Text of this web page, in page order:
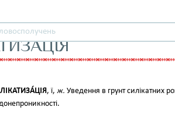
, ї, ж. Уведення в грунт силікатних